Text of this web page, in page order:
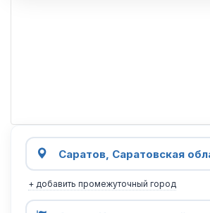
+ добавить промежуточный город